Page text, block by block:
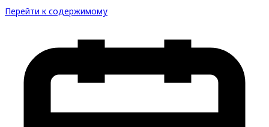
Перейти к содержимому